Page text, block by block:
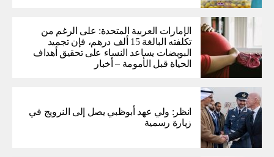
الإمارات العربية المتحدة: على الرغم من
تكلفته البالغة 15 ألف درهم، فإن تجميد
البويضات يساعد النساء على تحقيق أهداف
الحياة قبل الأمومة – أخبار
انظر: ولي عهد أبوظبي يصل إلى النرويج في
زيارة رسمية